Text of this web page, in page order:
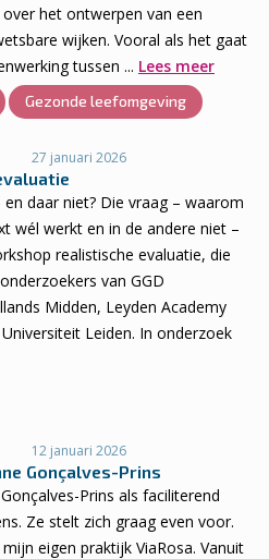
het ontwerpen van een
wijken. Vooral als het gaat
tussen ... Lees meer
Gezonde leefomgeving
27 januari 2026
daar niet? Die vraag – waarom
wél werkt en in de andere niet –
realistische evaluatie, die
van GGD
Midden, Leyden Academy
Leiden. In onderzoek
12 januari 2026
Gonçalves-Prins
Prins als faciliterend
Ze stelt zich graag even voor.
eigen praktijk ViaRosa. Vanuit